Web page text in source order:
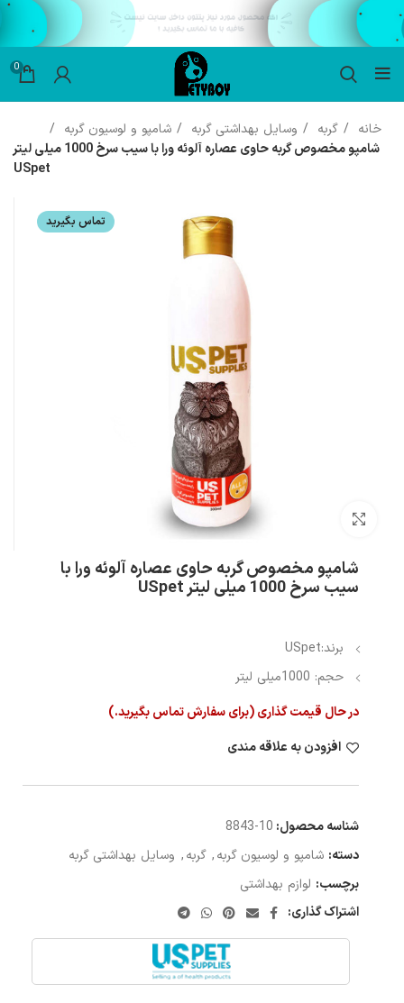
0
خانه گربه وسایل بهداشتی گربه
شامپو و لوسیون گربه
شامپو مخصوص گربه حاوی عصاره آلوئه ورا با سیب سرخ 1000 میلی لیتر
USpet
تماس بگیرید
شامپو مخصوص گربه حاوی عصاره آلوئه ورا با
سیب سرخ 1000 میلی لیتر USpet
برند:USpet
حجم: 1000میلی لیتر
در حال قیمت گذاری (برای سفارش تماس بگیرید.)
افزودن به علاقه مندی
شناسه محصول: 10-8843
دسته: شامپو و لوسیون گربه, گربه, وسایل بهداشتی گربه
برچسب: لوازم بهداشتی
اشتراک گذاری: